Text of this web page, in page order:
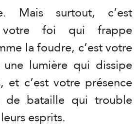
Mais surtout, c’est
votre foi qui frappe
la foudre, c’est votre
lumière qui dissipe
et c’est votre présence
de bataille qui trouble
esprits.